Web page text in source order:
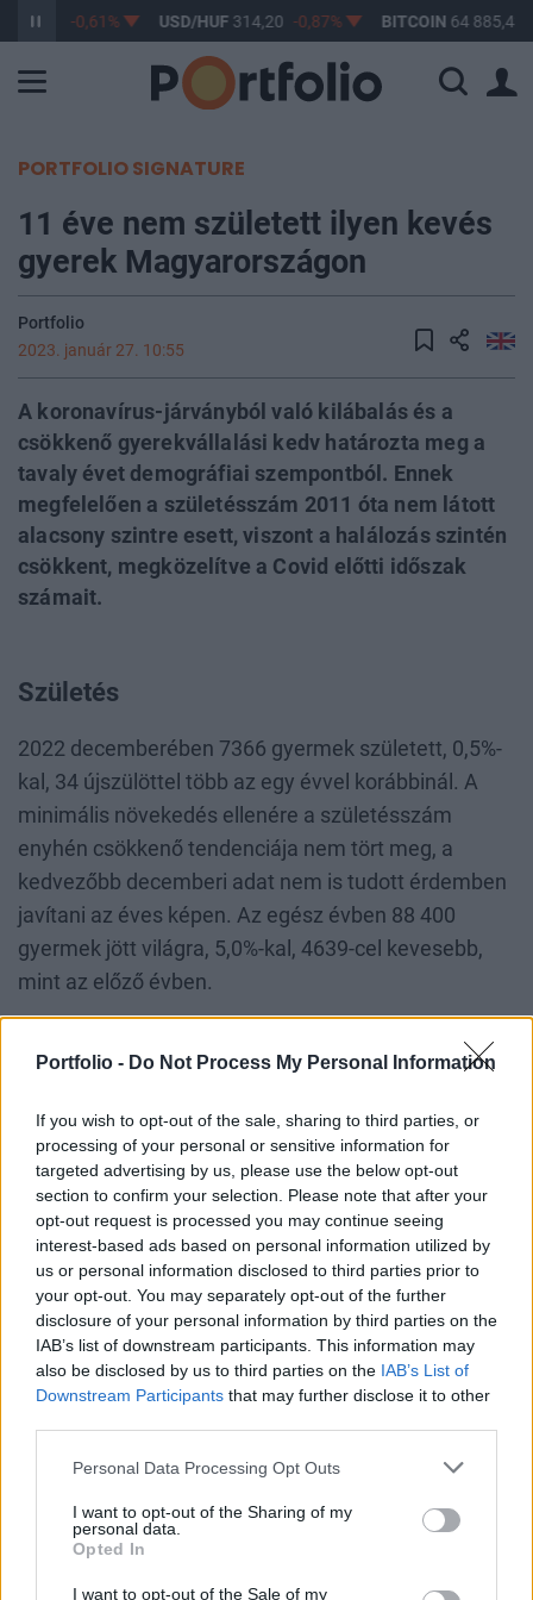
Portfolio - Do Not Process My Personal Information
If you wish to opt-out of the sale, sharing to third parties, or
processing of your personal or sensitive information for
targeted advertising by us, please use the below opt-out
section to confirm your selection. Please note that after your
opt-out request is processed you may continue seeing
interest-based ads based on personal information utilized by
us or personal information disclosed to third parties prior to
your opt-out. You may separately opt-out of the further
disclosure of your personal information by third parties on the
IAB’s list of downstream participants. This information may
also be disclosed by us to third parties on the IAB’s List of
Downstream Participants that may further disclose it to other
Personal Data Processing Opt Outs
I want to opt-out of the Sharing of my
personal data.
Opted In
I want to opt-out of the Sale of my
363,17 -0,61% USD/HUF314,20 -0,87% BITCOIN64 885,43
PORTFOLIO SIGNATURE
11 éve nem született ilyen kevés
gyerek Magyarországon
Portfolio
2023. január 27. 10:55
A koronavírus-járványból való kilábalás és a
csökkenő gyerekvállalási kedv határozta meg a
tavaly évet demográfiai szempontból. Ennek
megfelelően a születésszám 2011 óta nem látott
alacsony szintre esett, viszont a halálozás szintén
csökkent, megközelítve a Covid előtti időszak
számait.
Születés
2022 decemberében 7366 gyermek született, 0,5%-
kal, 34 újszülöttel több az egy évvel korábbinál. A
minimális növekedés ellenére a születésszám
enyhén csökkenő tendenciája nem tört meg, a
kedvezőbb decemberi adat nem is tudott érdemben
javítani az éves képen. Az egész évben 88 400
gyermek jött világra, 5,0%-kal, 4639-cel kevesebb,
mint az előző évben.
Az éven belüli kép enyhén javuló, ami némi okot ad a
bizakodásra, hogy inkább hullámzásról, mintsem
nőtt a születések száma 2021 azonos időszakához
viszonyítva.